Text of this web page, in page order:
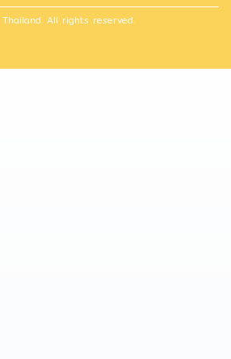
All rights reserved.